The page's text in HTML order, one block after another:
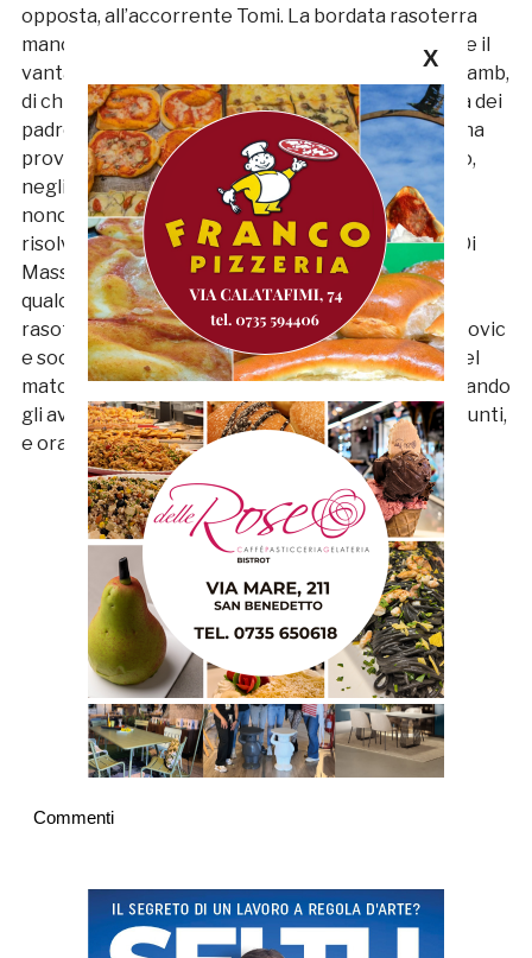
opposta, all’accorrente Tomi. La bordata rasoterra
mancina si spegne di poco al lato. Con il possesso e il
vantaggio si presenta l’annosa questione, per la Samb,
di chiudere il match. La prima azione degna di nota dei
padroni di casa arriva al 24’ quando Broso e De Sena
provano a trovarsi nel settore centrale del campo,
negli ultimi venti metri. Difesa a tenuta stagna,
nonostante la pressione esercitata, i rossoblù,
risolvono senza patemi d’animo. Un minuto dopo Di
Massimo va a cercar gloria liberandosi al tiro da
qualche metro fuori dall’area di rigore. Il tiro è
rasoterra e potente, ma si infrange sul palo. Bacinovic
e soci si lasciano scorrere addosso i minuti finali del
match cercando di mantenere il possesso e relegando
gli avversari all’angolo. Finalmente tornano i tre punti,
e ora sotto col Bassano.
Commenti
X